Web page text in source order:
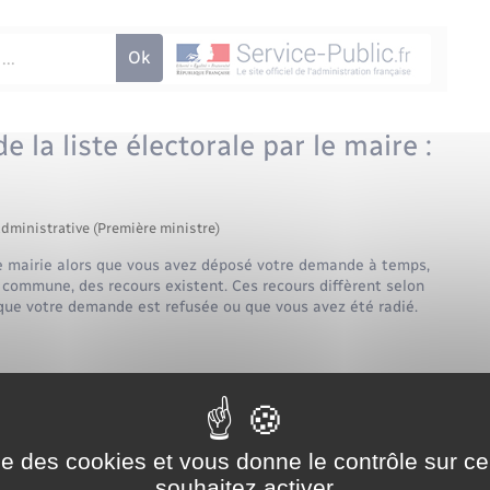
la liste électorale par le maire :
(Première ministre)
alors que vous avez déposé votre demande à temps,
des recours existent. Ces recours diffèrent selon
votre demande est refusée ou que vous avez été radié.
Vous n'avez pas de
lettre
des cookies et vous donne le contrôle sur